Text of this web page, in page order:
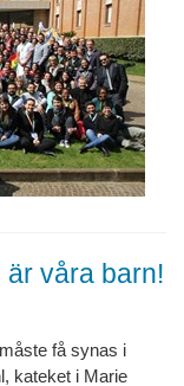
våra barn!
få synas i
kateket i Marie